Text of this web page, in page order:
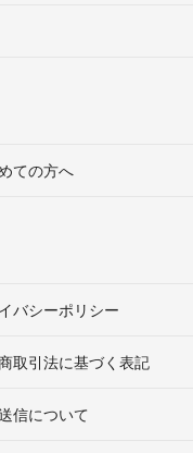
ての方へ
バシーポリシー
取引法に基づく表記
信について